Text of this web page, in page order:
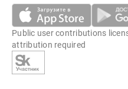
Public user contributions
attribution required